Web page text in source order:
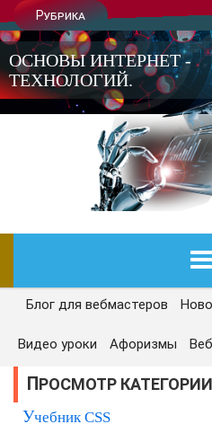
Рубрика
ОСНОВЫ ИНТЕРНЕТ -
ТЕХНОЛОГИЙ.
ГЛАВНАЯ
СЕГОДНЯ
Блог для вебмастеров
Видео уроки Афоризмы
ПРОСМОТР КАТЕГОРИИ
Учебник CSS